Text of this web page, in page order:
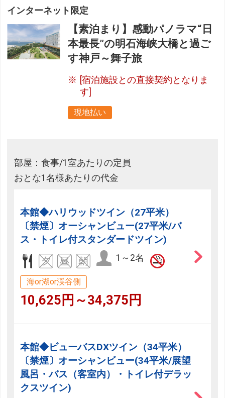
インターネット限定
【素泊まり】感動パノラマ“日
本最長”の明石海峡大橋と過ご
す神戸～舞子旅
[宿泊施設との直接契約となりま
す]
現地払い
部屋：食事/1室あたりの定員
おとな1名様あたりの代金
本館◆ハリウッドツイン（27平米）
〔禁煙〕オーシャンビュー(27平米/バ
ス・トイレ付スタンダードツイン)
1～2名
海or湖or渓谷側
10,625円～34,375円
本館◆ビューバスDXツイン（34平米）
〔禁煙〕オーシャンビュー(34平米/展望
風呂・バス（客室内）・トイレ付デラッ
クスツイン)